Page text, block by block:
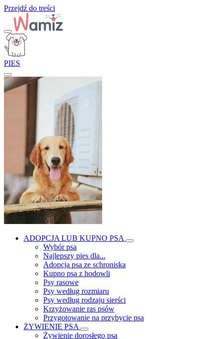
Przejdź do treści
PIES
ADOPCJA LUB KUPNO PSA
Wybór psa
Najlepszy pies dla...
Adopcja psa ze schroniska
Kupno psa z hodowli
Psy rasowe
Psy według rozmiaru
Psy według rodzaju sierści
Krzyżowanie ras psów
Przygotowanie na przybycie psa
ŻYWIENIE PSA
Żywienie dorosłego psa